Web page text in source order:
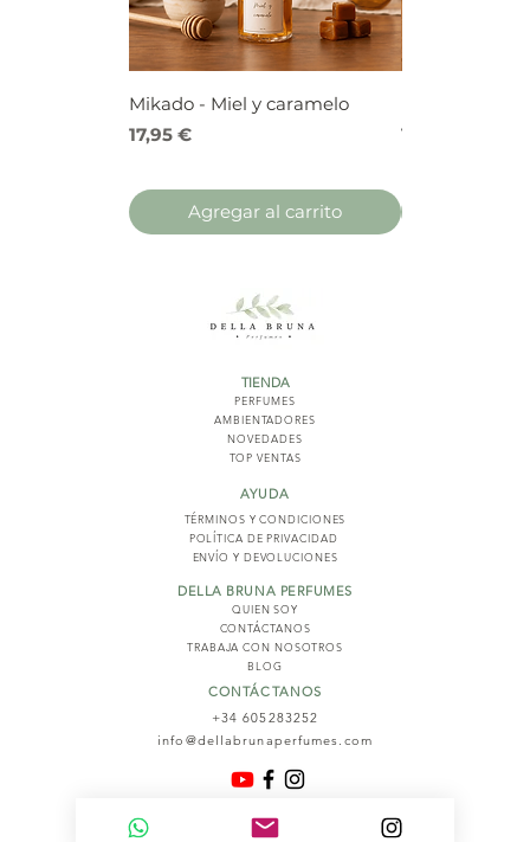
Mikado - Miel y caramelo
Precio
17,95 €
Agregar al carrito
Precio
17,95 €
TIENDA
PERFUMES
AMBIENTADORES
NOVEDADES
TOP VENTAS
AYUDA
TÉRMINOS Y CONDICIONES
POLÍTICA DE PRIVACIDAD
ENVÍO Y DEVOLUCIONES
DELLA BRUNA PERFUMES
QUIEN SOY
CONTÁCTANOS
TRABAJA CON NOSOTROS
BLOG
CONTÁCTANOS
+34 605283252
info@dellabrunaperfumes.com
Della Bruna Perfumes